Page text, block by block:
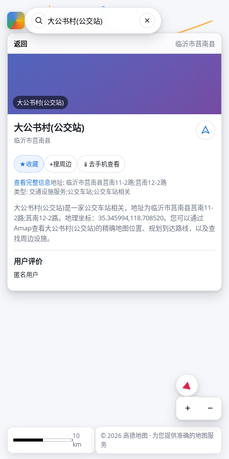
返回 临沂市莒南县
大公书村(公交站)
大公书村(公交站)
临沂市莒南县
★收藏 ⌖搜周边 📱 去手机查看
查看完整信息地址: 临沂市莒南县莒南11-2路;莒南12-2路
类型: 交通设施服务;公交车站;公交车站相关
大公书村(公交站)是一家公交车站相关，地址为临沂市莒南县莒南11-
2路;莒南12-2路。地理坐标：35.345994,118.708520。您可以通过
Amap查看大公书村(公交站)的精确地图位置、规划到达路线，以及查
找周边设施。
用户评价
匿名用户
+ −
10
km
© 2026 高德地图 · 为您提供准确的地图服
务